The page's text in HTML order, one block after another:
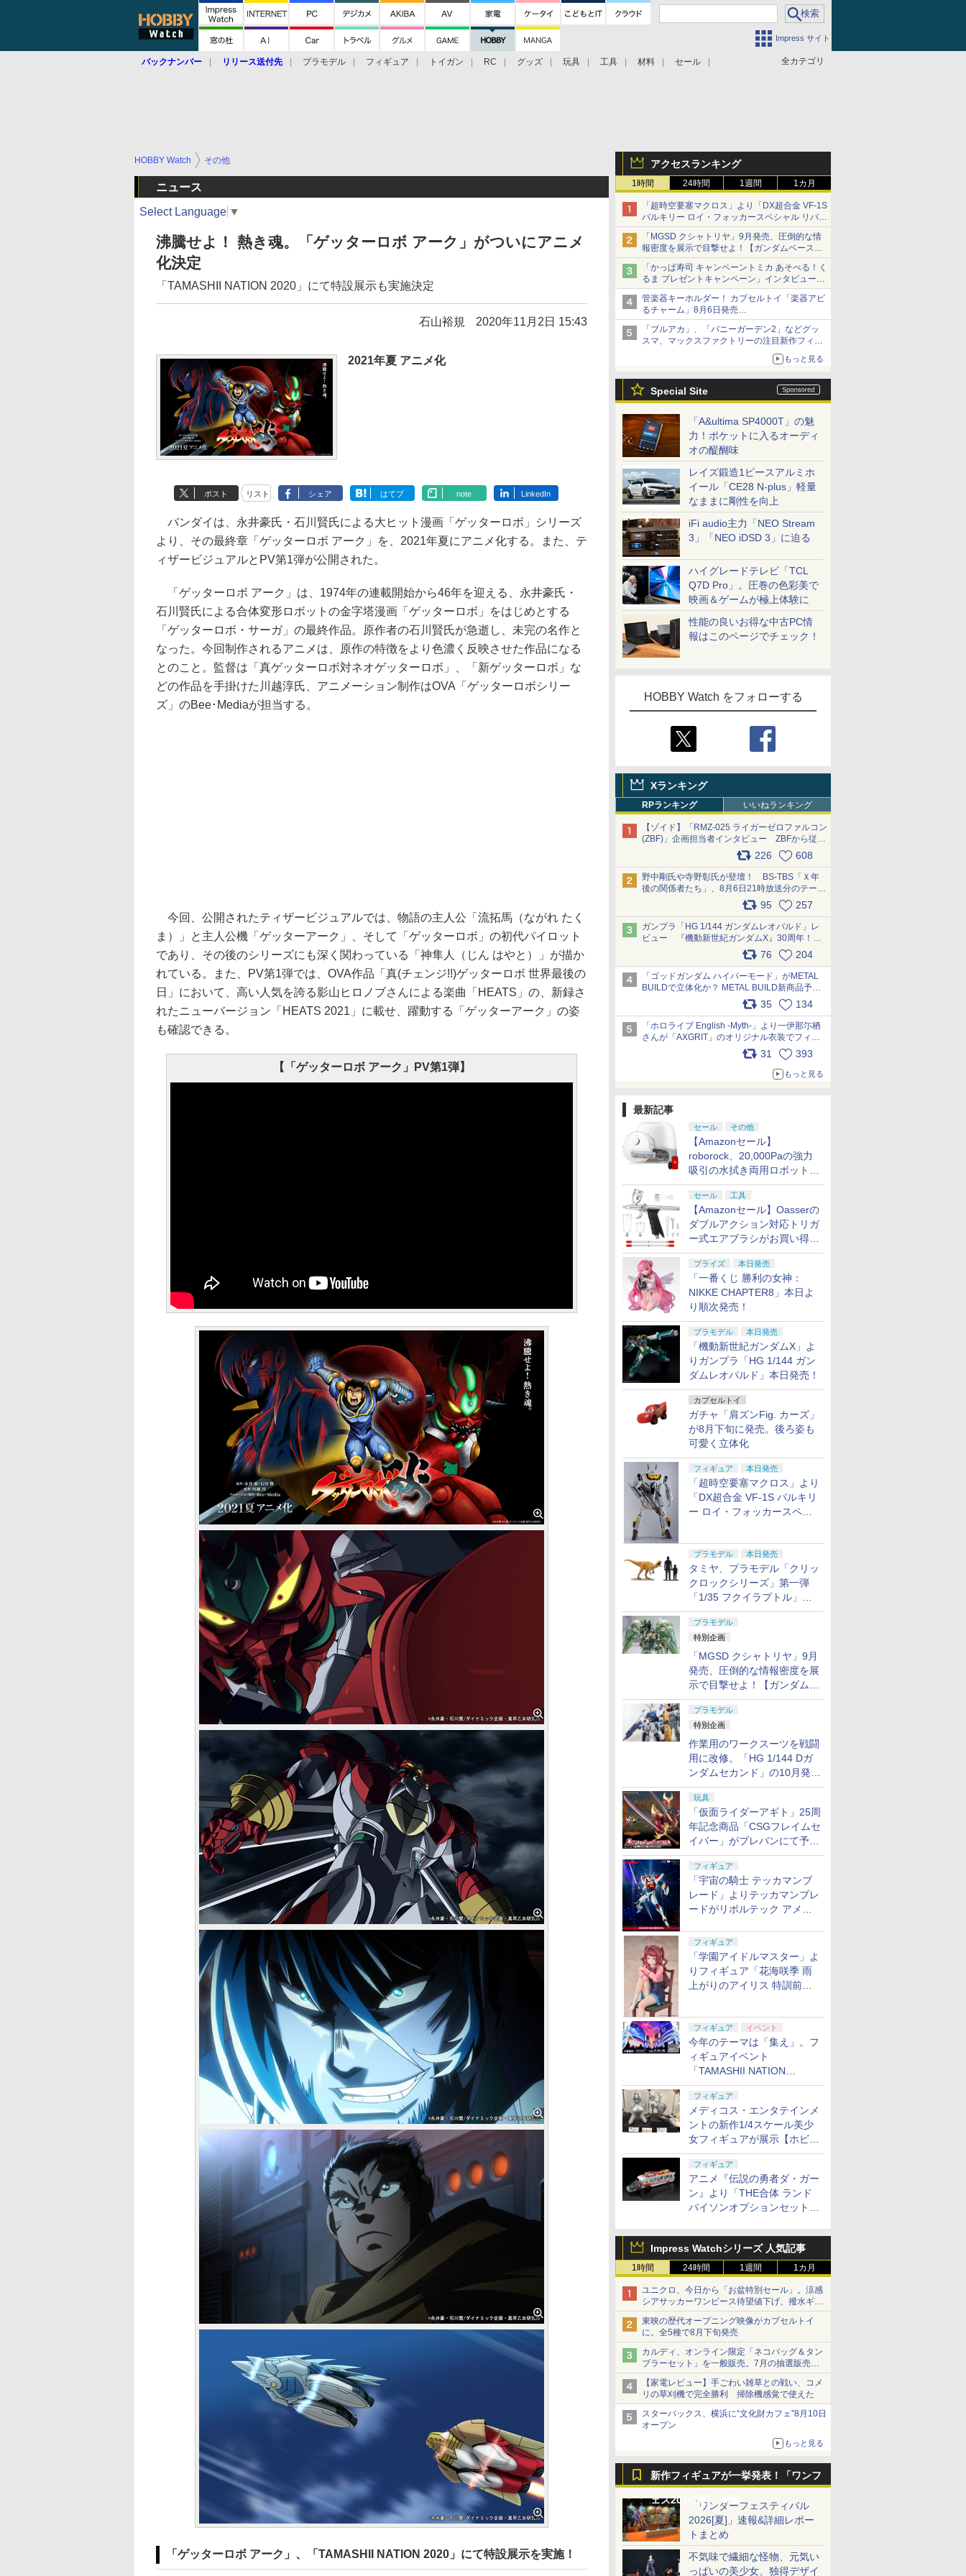
Impress サイト
全カテゴリ
バックナンバー リリース送付先 プラモデル フィギュア トイガン RC グッズ 玩具 工具 材料 セール
アクセスランキング
1時間 24時間 1週間 1カ月
「超時空要塞マクロス」より「DX超合金 VF-1S
バルキリー ロイ・フォッカースペシャル リバイ
バルVer.」本日発売！
「MGSD クシャトリヤ」9月発売、圧倒的な情
報密度を展示で目撃せよ！【ガンダムベース撮
り下ろし】
「かっぱ寿司 キャンペーントミカ あそべる！く
るま プレゼントキャンペーン」インタビュー
子どもが楽しめるかっぱ寿司ならではの体験と
コラボの楽しさを追求
管楽器キーホルダー！ カプセルトイ「楽器アピ
るチャーム」8月6日発売
チューバ、テナサクなど5種各3色
「ブルアカ」、「バニーガーデン2」などグッ
スマ、マックスファクトリーの注目新作フィギ
ュアが展示【ホビーメーカー合同展示会】
もっと見る
Special Site
「A&ultima SP4000T」の魅
力！ポケットに入るオーディ
オの醍醐味
レイズ鍛造1ピースアルミホ
イール「CE28 N-plus」軽量
なままに剛性を向上
iFi audio主力「NEO Stream
3」「NEO iDSD 3」に迫る
ハイグレードテレビ「TCL
Q7D Pro」。圧巻の色彩美で
映画＆ゲームが極上体験に
性能の良いお得な中古PC情
報はこのページでチェック！
HOBBY Watch をフォローする
Xランキング
RPランキング いいねランキング
【ゾイド】「RMZ-025 ライガーゼロファルコン
(ZBF)」企画担当者インタビュー ZBFから従来
デザインまで再現可能なボリューム満点のキッ
ト pic.x.com/6zOqQAQKkX
226 608
野中剛氏や寺野彰氏が登壇！ BS-TBS「Ｘ年
後の関係者たち」、8月6日21時放送分のテーマ
は「超合金」！ pic.x.com/uWyt1uyuFm
95 257
ガンプラ「HG 1/144 ガンダムレオパルド」レ
ビュー 『機動新世紀ガンダムX』30周年！イ
ンナーアームガトリングの変形機構まで再現し
最新フォーマットでキット化！
pic.x.com/nszPIDTpbg
76 204
「ゴッドガンダム ハイパーモード」がMETAL
BUILDで立体化か？ METAL BUILD新商品予告
が公開 pic.x.com/HIcLLIM3ar35 134
「ホロライブ English -Myth-」より一伊那尓栖
さんが「AXGRIT」のオリジナル衣装でフィギ
ュア化 pic.x.com/YMGhdIAzNa
31 393
もっと見る
最新記事
セール その他
【Amazonセール】
roborock、20,000Paの強力
吸引の水拭き両用ロボット掃
除機「Qrevo Curv 2 Flow」
がお買い得！
セール 工具
【Amazonセール】Oasserの
ダブルアクション対応トリガ
ー式エアブラシがお買い得価
格で登場！
プライズ 本日発売
「一番くじ 勝利の女神：
NIKKE CHAPTER8」本日よ
り順次発売！
プラモデル 本日発売
「機動新世紀ガンダムX」よ
りガンプラ「HG 1/144 ガン
ダムレオパルド」本日発売！
カプセルトイ
ガチャ「肩ズンFig. カーズ」
が8月下旬に発売。後ろ姿も
可愛く立体化
フィギュア 本日発売
「超時空要塞マクロス」より
「DX超合金 VF-1S バルキリ
ー ロイ・フォッカースペシ
プラモデル 本日発売
タミヤ、プラモデル「クリッ
クロックシリーズ」第一弾
「1/35 フクイラプトル」本
日発売！
プラモデル
特別企画
「MGSD クシャトリヤ」9月
発売、圧倒的な情報密度を展
示で目撃せよ！【ガンダムベ
ース撮り下ろし】
プラモデル
特別企画
作業用のワークスーツを戦闘
用に改修。「HG 1/144 Dガ
ンダムセカンド」の10月発送
分が予約受付中【ガンダムベ
ース撮り下ろし】
玩具
「仮面ライダーアギト」25周
年記念商品「CSGフレイムセ
イバー」がプレバンにて予約
開始
フィギュア
「宇宙の騎士 テッカマンブ
レード」よりテッカマンブレ
ードがリボルテック アメイ
定
フィギュア
「学園アイドルマスター」よ
りフィギュア「花海咲季 雨
上がりのアイリス 特訓前
フィギュア イベント
今年のテーマは「集え」。フ
ィギュアイベント
「TAMASHII NATION
2026」が11月13日より開催
決定
フィギュア
メディコス・エンタテインメ
ントの新作1/4スケール美少
女フィギュアが展示【ホビー
メーカー合同展示会】
フィギュア
アニメ『伝説の勇者ダ・ガー
ン』より「THE合体 ランド
バイソンオプションセット」
Impress Watchシリーズ 人気記事
1時間 24時間 1週間 1カ月
ユニクロ、今日から「お盆特別セール」。涼感
シアサッカーワンピース待望値下げ、撥水ギア
ショーツは1990円に
東映の歴代オープニング映像がカプセルトイ
に。全5種で8月下旬発売
カルディ、オンライン限定「ネコバッグ＆タン
ブラーセット」を一般販売。7月の抽選販売の
当選無効分
【家電レビュー】手ごわい雑草との戦い、コメ
リの草刈機で完全勝利 掃除機感覚で使えた
スターバックス、横浜に“文化財カフェ”8月10日
オープン
もっと見る
新作フィギュアが一挙発表！「ワンフ
ェス2026[夏]」特集「ワンダーフェスティバル
2026[夏]」速報&詳細レポー
トまとめ
不気味で繊細な怪物、元気い
っぱいの美少女、独得デザイ
HOBBY Watch その他
ニュース
Select Language ▼
沸騰せよ！ 熱き魂。「ゲッターロボ アーク」がついにアニメ
化決定
「TAMASHII NATION 2020」にて特設展示も実施決定
石山裕規 2020年11月2日 15:43
2021年夏 アニメ化
ポスト リスト シェア はてブ note LinkedIn
バンダイは、永井豪氏・石川賢氏による大ヒット漫画「ゲッターロボ」シリーズ
より、その最終章「ゲッターロボ アーク」を、2021年夏にアニメ化する。また、テ
ィザービジュアルとPV第1弾が公開された。
「ゲッターロボ アーク」は、1974年の連載開始から46年を迎える、永井豪氏・
石川賢氏による合体変形ロボットの金字塔漫画「ゲッターロボ」をはじめとする
「ゲッターロボ・サーガ」の最終作品。原作者の石川賢氏が急逝し、未完の名作と
なった。今回制作されるアニメは、原作の特徴をより色濃く反映させた作品になる
とのこと。監督は「真ゲッターロボ対ネオゲッターロボ」、「新ゲッターロボ」な
どの作品を手掛けた川越淳氏、アニメーション制作はOVA「ゲッターロボシリー
ズ」のBee･Mediaが担当する。
今回、公開されたティザービジュアルでは、物語の主人公「流拓馬（ながれ たく
ま）」と主人公機「ゲッターアーク」、そして「ゲッターロボ」の初代パイロット
であり、その後のシリーズにも深く関わっている「神隼人（じん はやと）」が描か
れている。また、PV第1弾では、OVA作品「真(チェンジ!!)ゲッターロボ 世界最後の
日」において、高い人気を誇る影山ヒロノブさんによる楽曲「HEATS」の、新録さ
れたニューバージョン「HEATS 2021」に載せ、躍動する「ゲッターアーク」の姿
も確認できる。
【「ゲッターロボ アーク」PV第1弾】
「ゲッターロボ アーク」、「TAMASHII NATION 2020」にて特設展示を実施！